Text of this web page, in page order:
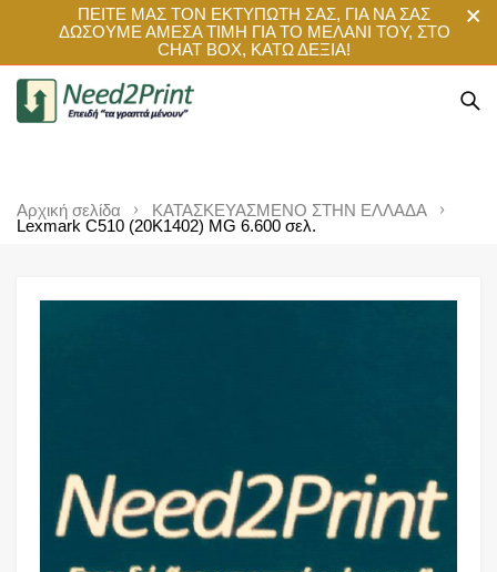
ΠΕΙΤΕ ΜΑΣ ΤΟΝ ΕΚΤΥΠΩΤΗ ΣΑΣ, ΓΙΑ ΝΑ ΣΑΣ
ΔΩΣΟΥΜΕ ΑΜΕΣΑ ΤΙΜΗ ΓΙΑ ΤΟ ΜΕΛΑΝΙ ΤΟΥ, ΣΤΟ
CHAT BOX, ΚΑΤΩ ΔΕΞΙΑ!
Αρχική σελίδα
ΚΑΤΑΣΚΕΥΑΣΜΕΝΟ ΣΤΗΝ ΕΛΛΑΔΑ
Lexmark C510 (20K1402) MG 6.600 σελ.